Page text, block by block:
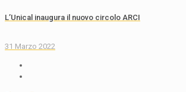
L’Unical inaugura il nuovo circolo ARCI
31 Marzo 2022